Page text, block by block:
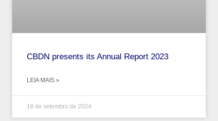
CBDN presents its Annual Report 2023
LEIA MAIS »
18 de setembro de 2024